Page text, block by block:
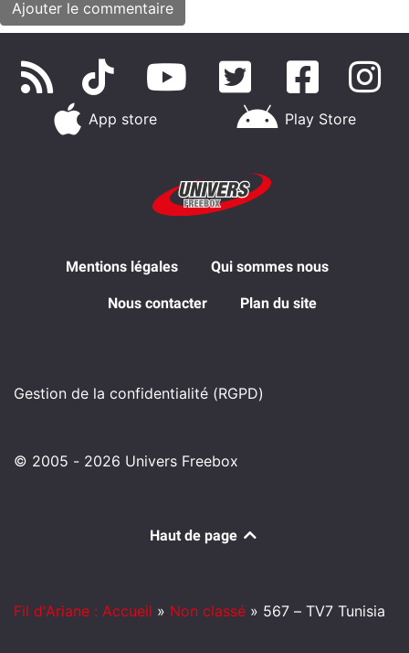
App store Play Store
Mentions légales Qui sommes nous
Nous contacter Plan du site
Gestion de la confidentialité (RGPD)
© 2005 - 2026 Univers Freebox
Haut de page
Fil d'Ariane : Accueil » Non classé » 567 – TV7 Tunisia